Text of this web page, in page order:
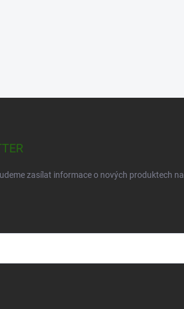
zasílat informace o nových produktech na